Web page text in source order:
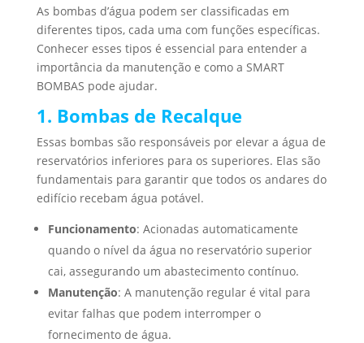
As bombas d’água podem ser classificadas em
diferentes tipos, cada uma com funções específicas.
Conhecer esses tipos é essencial para entender a
importância da manutenção e como a SMART
BOMBAS pode ajudar.
1. Bombas de Recalque
Essas bombas são responsáveis por elevar a água de
reservatórios inferiores para os superiores. Elas são
fundamentais para garantir que todos os andares do
edifício recebam água potável.
Funcionamento: Acionadas automaticamente
quando o nível da água no reservatório superior
cai, assegurando um abastecimento contínuo.
Manutenção: A manutenção regular é vital para
evitar falhas que podem interromper o
fornecimento de água.